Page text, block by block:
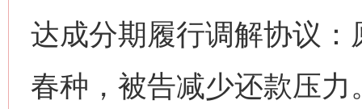
达成分期履行调解协议
春种，被告减少还款压